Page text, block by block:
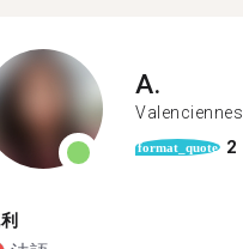
A.
Valenciennes
format_quote 2